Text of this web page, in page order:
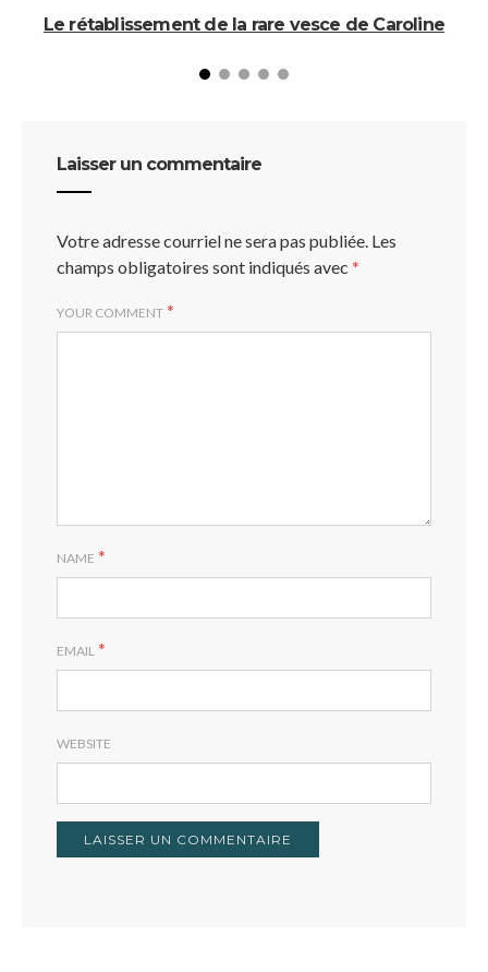
Le rétablissement de la rare vesce de Caroline
Laisser un commentaire
Votre adresse courriel ne sera pas publiée. Les
champs obligatoires sont indiqués avec *
YOUR COMMENT *
NAME *
EMAIL *
WEBSITE